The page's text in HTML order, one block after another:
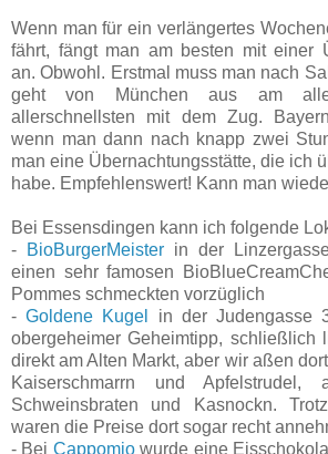
Wenn man für ein verlängertes
fährt, fängt man am besten mit einer
an. Obwohl. Erstmal muss man nach
geht von München aus am
allerschnellsten mit dem Zug.
wenn man dann nach knapp zwei
man eine Übernachtungsstätte, die ich
habe. Empfehlenswert! Kann man
Bei Essensdingen kann ich folgende
-
BioBurgerMeisterin der
einen sehr famosen
Pommes schmeckten vorzüglich
-Goldene Kugel
in der Judengasse
obergeheimer Geheimtipp, schließlich
direkt am Alten Markt, aber wir aßen
Kaiserschmarrn und Apfelstrudel,
Schweinsbraten und Kasnockn.
waren die Preise dort sogar recht
- Bei Cappomiowurde eine